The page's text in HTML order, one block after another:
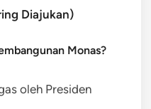
Diajukan)
Monas?
oleh Presiden